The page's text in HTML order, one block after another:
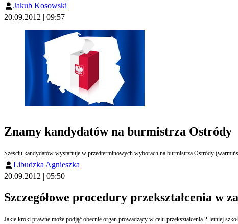
Jakub Kosowski
20.09.2012 | 09:57
Znamy kandydatów na burmistrza Ostródy
Sześciu kandydatów wystartuje w przedterminowych wyborach na burmistrza Ostródy
Libudzka Agnieszka
20.09.2012 | 05:50
Szczegółowe procedury przekształcenia w
Jakie kroki prawne może podjąć obecnie organ prowadzący w celu przekształcenia 2-letniej